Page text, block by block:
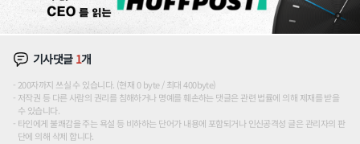
기사댓글 1개
200자까지 쓰실 수 있습니다. (현재 0 byte / 최대 400byte)
저작권 등 다른 사람의 권리를 침해하거나 명예를 훼손하는 댓글은 관련 법률에 의해 제재를 받을
수 있습니다.
타인에게 불쾌감을 주는 욕설 등 비하하는 단어가 내용에 포함되거나 인신공격성 글은 관리자의 판
단에 의해 삭제 합니다.